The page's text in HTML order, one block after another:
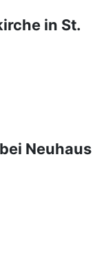
in St.
Neuhaus